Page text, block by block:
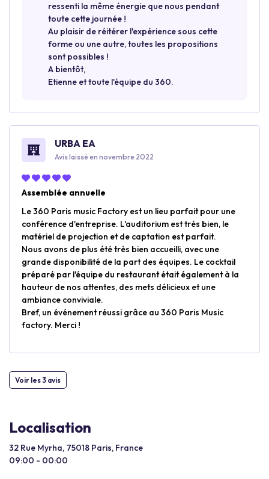
ressenti la même énergie que nous pendant
toute cette journée !
Au plaisir de réitérer l'expérience sous cette
forme ou une autre, toutes les propositions
sont possibles !
A bientôt,
Etienne et toute l'équipe du 360.
URBA EA
Avis laissé en novembre 2022
Assemblée annuelle
Le 360 Paris music Factory est un lieu parfait pour une
conférence d'entreprise. L'auditorium est très bien, le
matériel de projection et de captation est parfait.
Nous avons de plus été très bien accueilli, avec une
grande disponibilité de la part des équipes. Le cocktail
préparé par l'équipe du restaurant était également à la
hauteur de nos attentes, des mets délicieux et une
ambiance conviviale.
Bref, un événement réussi grâce au 360 Paris Music
factory. Merci !
Voir les 3 avis
Localisation
32 Rue Myrha, 75018 Paris, France
09:00 - 00:00